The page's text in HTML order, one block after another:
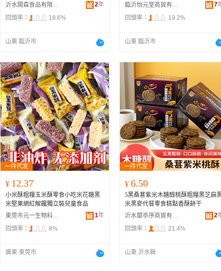
沂水開森食品有限公司
2年
回頭率：
18.6%
山東 臨沂市
臨沂怡元堂商貿有限責任公司
7
回頭率：
19.2%
山東 臨沂市
¥ 12.37
小米酥粗糧玉米酥零食小吃米花糖黑
米堅果網紅解饞獨立裝兒童食品
東莞市元一生物科技有限公司
1年
回頭率：
8%
廣東 東莞市
¥ 6.50
5黑桑葚紫米木糖醇桃酥粗糧黑芝麻
米黑麥代餐零食糕點香酥餅干
沂水蘭亭序商貿有限公司
2
回頭率：
21.4%
山東 沂水縣